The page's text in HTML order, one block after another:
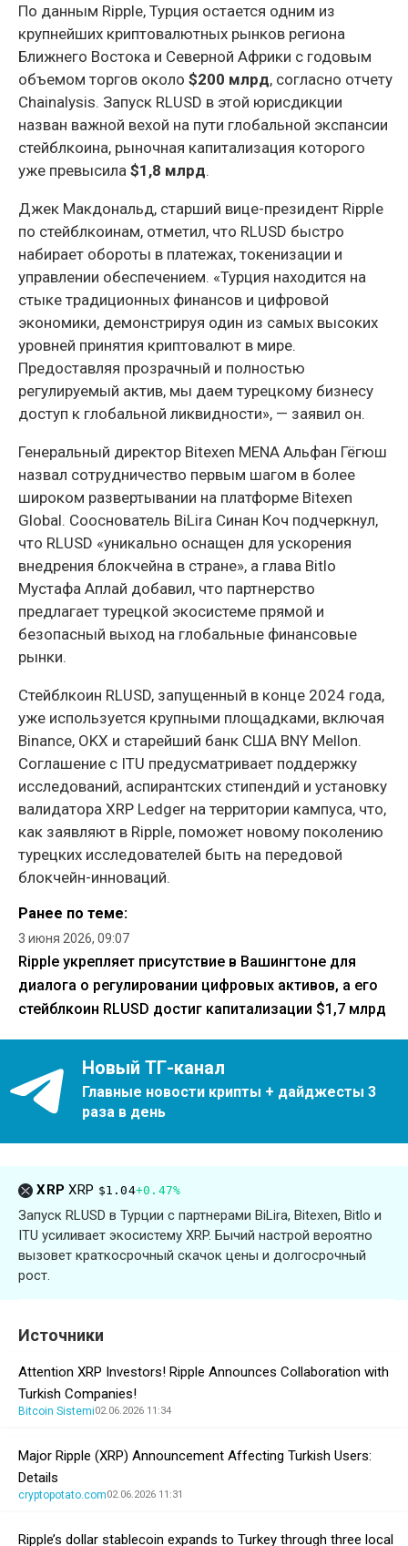
По данным Ripple, Турция остается одним из
крупнейших криптовалютных рынков региона
Ближнего Востока и Северной Африки с годовым
объемом торгов около $200 млрд, согласно отчету
Chainalysis. Запуск RLUSD в этой юрисдикции
назван важной вехой на пути глобальной экспансии
стейблкоина, рыночная капитализация которого
уже превысила $1,8 млрд.
Джек Макдональд, старший вице-президент Ripple
по стейблкоинам, отметил, что RLUSD быстро
набирает обороты в платежах, токенизации и
управлении обеспечением. «Турция находится на
стыке традиционных финансов и цифровой
экономики, демонстрируя один из самых высоких
уровней принятия криптовалют в мире.
Предоставляя прозрачный и полностью
регулируемый актив, мы даем турецкому бизнесу
доступ к глобальной ликвидности», — заявил он.
Генеральный директор Bitexen MENA Альфан Гёгюш
назвал сотрудничество первым шагом в более
широком развертывании на платформе Bitexen
Global. Сооснователь BiLira Синан Коч подчеркнул,
что RLUSD «уникально оснащен для ускорения
внедрения блокчейна в стране», а глава Bitlo
Мустафа Аплай добавил, что партнерство
предлагает турецкой экосистеме прямой и
безопасный выход на глобальные финансовые
рынки.
Стейблкоин RLUSD, запущенный в конце 2024 года,
уже используется крупными площадками, включая
Binance, OKX и старейший банк США BNY Mellon.
Соглашение с ITU предусматривает поддержку
исследований, аспирантских стипендий и установку
валидатора XRP Ledger на территории кампуса, что,
как заявляют в Ripple, поможет новому поколению
турецких исследователей быть на передовой
блокчейн-инноваций.
Ранее по теме:
3 июня 2026, 09:07
Ripple укрепляет присутствие в Вашингтоне для
диалога о регулировании цифровых активов, а его
стейблкоин RLUSD достиг капитализации $1,7 млрд
Новый ТГ-канал
Главные новости крипты + дайджесты 3
раза в день
XRPXRP $1.04+0.47%
Запуск RLUSD в Турции с партнерами BiLira, Bitexen, Bitlo и
ITU усиливает экосистему XRP. Бычий настрой вероятно
вызовет краткосрочный скачок цены и долгосрочный
рост.
Источники
Attention XRP Investors! Ripple Announces Collaboration with
Turkish Companies!
Bitcoin Sistemi02.06.2026 11:34
Major Ripple (XRP) Announcement Affecting Turkish Users:
Details
cryptopotato.com02.06.2026 11:31
Ripple’s dollar stablecoin expands to Turkey through three local